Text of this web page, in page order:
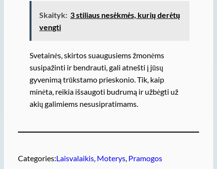
Skaityk: 3 stiliaus nesėkmės, kurių derėtų
vengti
Svetainės, skirtos suaugusiems žmonėms
susipažinti ir bendrauti, gali atnešti į jūsų
gyvenimą trūkstamo prieskonio. Tik, kaip
minėta, reikia išsaugoti budrumą ir užbėgti už
akių galimiems nesusipratimams.
Categories:Laisvalaikis, Moterys, Pramogos